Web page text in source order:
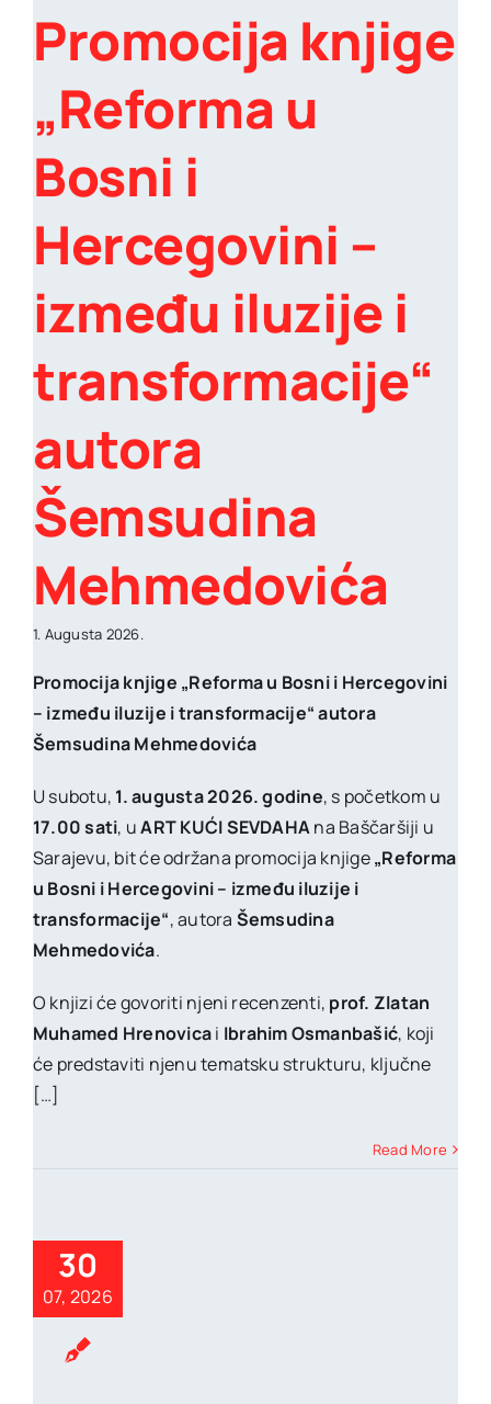
Promocija knjige
„Reforma u
Bosni i
Hercegovini –
između iluzije i
transformacije“
autora
Šemsudina
Mehmedovića
1. Augusta 2026.
Promocija knjige „Reforma u Bosni i Hercegovini
– između iluzije i transformacije“ autora
Šemsudina Mehmedovića
U subotu, 1. augusta 2026. godine, s početkom u
17.00 sati, uART KUĆI SEVDAHAna Baščaršiji u
Sarajevu, bit će održana promocija knjige„Reforma
u Bosni i Hercegovini – između iluzije i
transformacije“, autora Šemsudina
Mehmedovića.
O knjizi će govoriti njeni recenzenti, prof. Zlatan
Muhamed Hrenovicai Ibrahim Osmanbašić, koji
će predstaviti njenu tematsku strukturu, ključne
[…]
Read More
30
07, 2026